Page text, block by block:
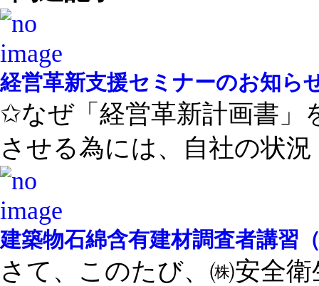
経営革新支援セミナーのお知ら
✩なぜ「経営革新計画書
させる為には、自社の状況
建築物石綿含有建材調査者講習
さて、このたび、㈱安全